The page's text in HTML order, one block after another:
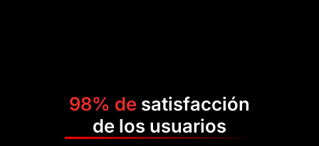
98% de satisfacción
de los usuarios